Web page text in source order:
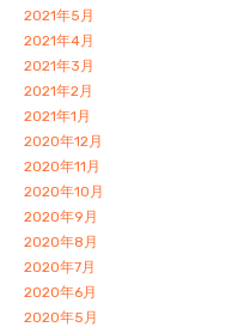
2021年5月
2021年4月
2021年3月
2021年2月
2021年1月
2020年12月
2020年11月
2020年10月
2020年9月
2020年8月
2020年7月
2020年6月
2020年5月